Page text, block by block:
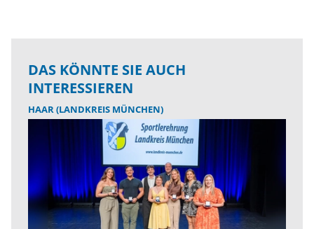
DAS KÖNNTE SIE AUCH
INTERESSIEREN
HAAR (LANDKREIS MÜNCHEN)